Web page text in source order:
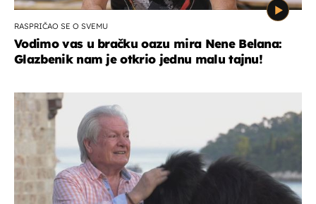
RASPRIČAO SE O SVEMU
Vodimo vas u bračku oazu mira Nene Belana:
Glazbenik nam je otkrio jednu malu tajnu!